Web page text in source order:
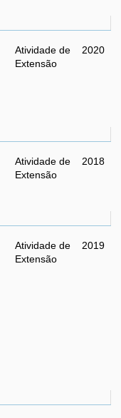
Atividade de
Extensão
2020
Atividade de
Extensão
2018
Atividade de
Extensão
2019